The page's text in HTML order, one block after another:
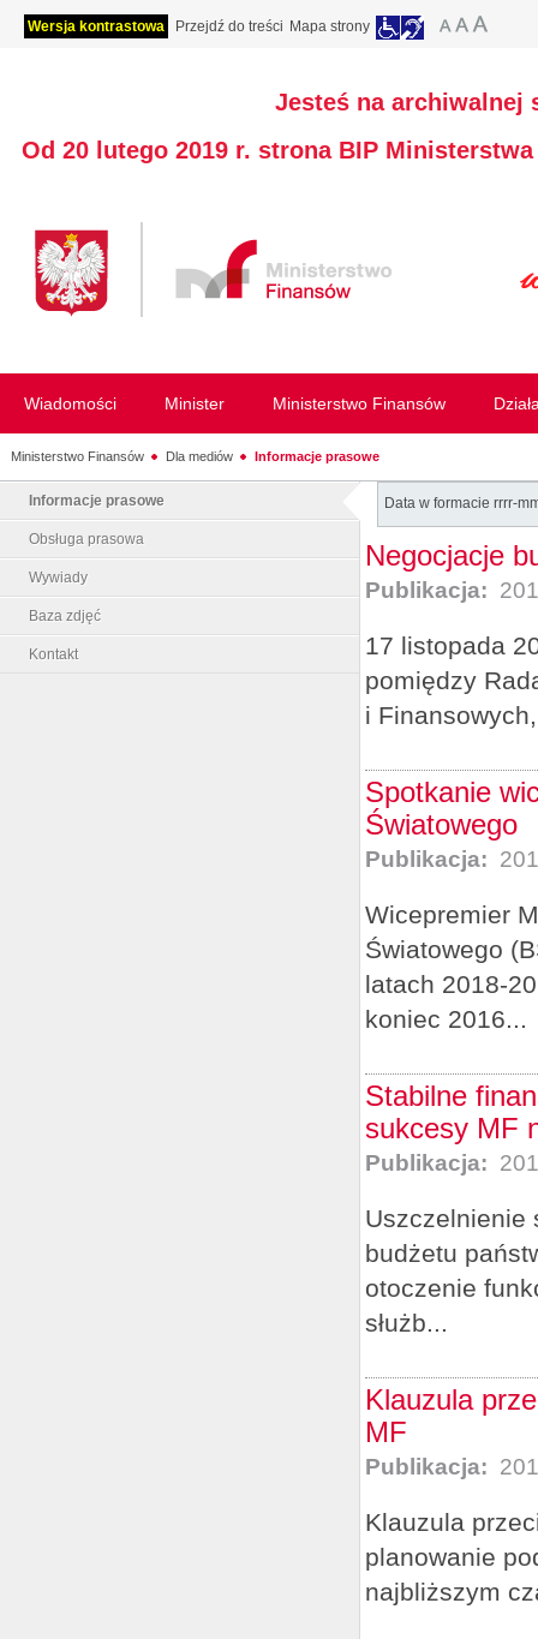
Wersja kontrastowa Przejdź do treści Mapa strony
Jesteś na archiwalnej
Od 20 lutego 2019 r. strona BIP
Wiadomości Minister Ministerstwo Finansów
Ministerstwo Finansów Dla mediów Informacje prasowe
Informacje prasowe
Obsługa prasowa
Wywiady
Baza zdjęć
Kontakt
Data w formacie rrrr-
Negocjacje
Publikacja:
17 listopada
pomiędzy
i
Spotkanie
Światowego
Publikacja:
Wicepremier
Światowego
latach 2018-
koniec 2016...
Stabilne
sukcesy MF
Publikacja:
Uszczelnienie
budżetu
otoczenie
służb...
Klauzula
MF
Publikacja:
Klauzula
planowanie
najbliższym